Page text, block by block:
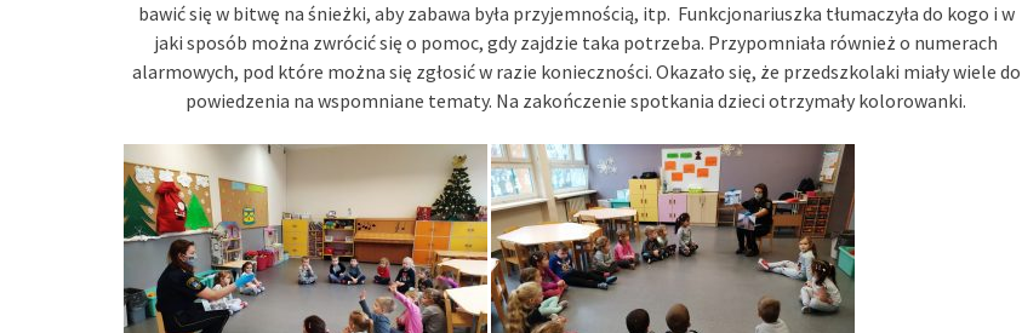
bawić się w bitwę na śnieżki, aby zabawa była przyjemnością, itp. Funkcjonariuszka tłumaczyła do kogo i w
jaki sposób można zwrócić się o pomoc, gdy zajdzie taka potrzeba. Przypomniała również o numerach
alarmowych, pod które można się zgłosić w razie konieczności. Okazało się, że przedszkolaki miały wiele do
powiedzenia na wspomniane tematy. Na zakończenie spotkania dzieci otrzymały kolorowanki.